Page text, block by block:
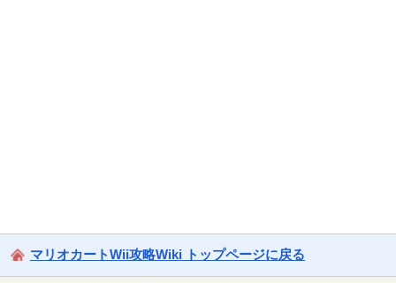
マリオカートWii攻略Wiki トップページに戻る